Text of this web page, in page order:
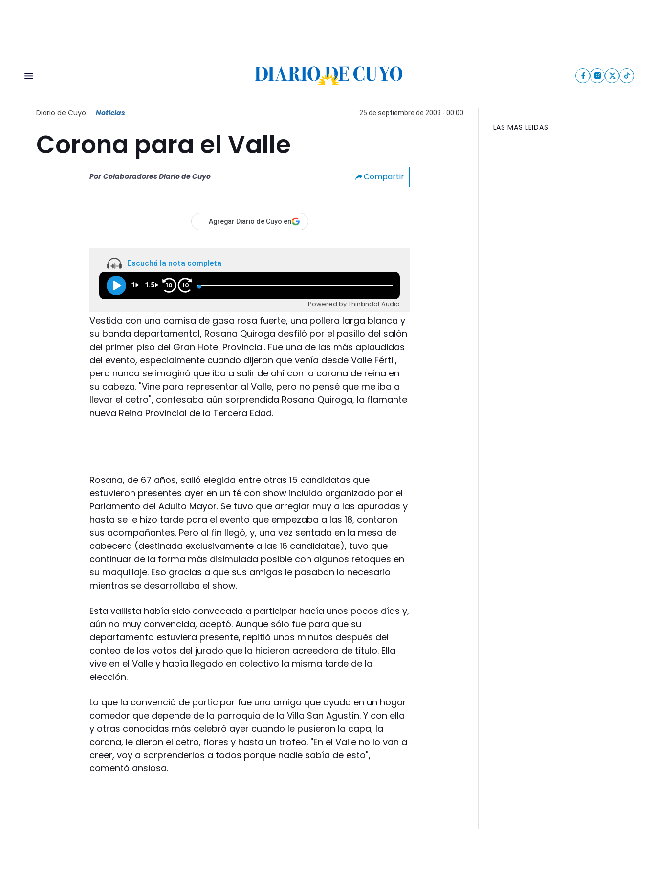
Diario de Cuyo Noticias 25 de septiembre de 2009 - 00:00
Corona para el Valle
Por Colaboradores Diario de Cuyo Compartir
Agregar Diario de Cuyo en
Escuchá la nota completa
1 1.5 10 10
Powered by Thinkindot Audio
Vestida con una camisa de gasa rosa fuerte, una pollera larga blanca y
su banda departamental, Rosana Quiroga desfiló por el pasillo del salón
del primer piso del Gran Hotel Provincial. Fue una de las más aplaudidas
del evento, especialmente cuando dijeron que venía desde Valle Fértil,
pero nunca se imaginó que iba a salir de ahí con la corona de reina en
su cabeza. "Vine para representar al Valle, pero no pensé que me iba a
llevar el cetro", confesaba aún sorprendida Rosana Quiroga, la flamante
nueva Reina Provincial de la Tercera Edad.
Rosana, de 67 años, salió elegida entre otras 15 candidatas que
estuvieron presentes ayer en un té con show incluido organizado por el
Parlamento del Adulto Mayor. Se tuvo que arreglar muy a las apuradas y
hasta se le hizo tarde para el evento que empezaba a las 18, contaron
sus acompañantes. Pero al fin llegó, y, una vez sentada en la mesa de
cabecera (destinada exclusivamente a las 16 candidatas), tuvo que
continuar de la forma más disimulada posible con algunos retoques en
su maquillaje. Eso gracias a que sus amigas le pasaban lo necesario
mientras se desarrollaba el show.
Esta vallista había sido convocada a participar hacía unos pocos días y,
aún no muy convencida, aceptó. Aunque sólo fue para que su
departamento estuviera presente, repitió unos minutos después del
conteo de los votos del jurado que la hicieron acreedora de título. Ella
vive en el Valle y había llegado en colectivo la misma tarde de la
elección.
La que la convenció de participar fue una amiga que ayuda en un hogar
comedor que depende de la parroquia de la Villa San Agustín. Y con ella
y otras conocidas más celebró ayer cuando le pusieron la capa, la
corona, le dieron el cetro, flores y hasta un trofeo. "En el Valle no lo van a
creer, voy a sorprenderlos a todos porque nadie sabía de esto",
comentó ansiosa.
LAS MAS LEIDAS